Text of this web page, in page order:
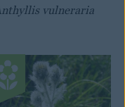
vulneraria